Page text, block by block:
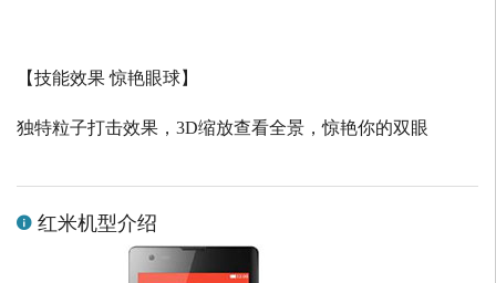
【技能效果 惊艳眼球】
独特粒子打击效果， 3D缩放查看全景，惊艳你的双眼
红米机型介绍